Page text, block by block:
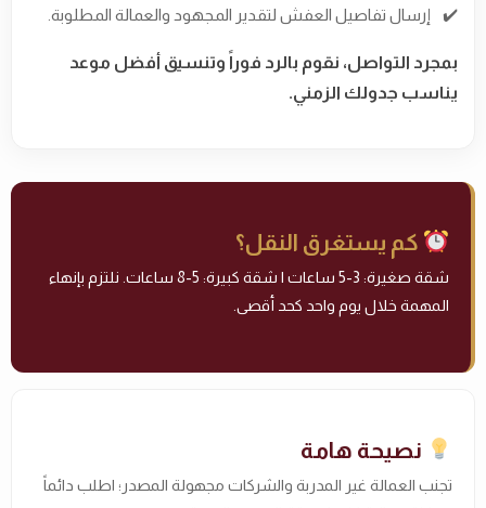
إرسال تفاصيل العفش لتقدير المجهود والعمالة المطلوبة.
بمجرد التواصل، نقوم بالرد فوراً وتنسيق أفضل موعد
يناسب جدولك الزمني.
كم يستغرق النقل؟
شقة صغيرة: 3-5 ساعات | شقة كبيرة: 5-8 ساعات. نلتزم بإنهاء
المهمة خلال يوم واحد كحد أقصى.
نصيحة هامة
تجنب العمالة غير المدربة والشركات مجهولة المصدر؛ اطلب دائماً